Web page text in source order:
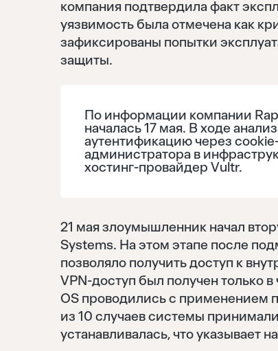
компания подтвердила факт
уязвимость была отмечена как
зафиксированы попытки
защиты.
По информации компании
началась 17 мая. В ходе
аутентификацию через
администратора в
хостинг-провайдер Vultr.
21 мая злоумышленник начал
Systems. На этом этапе после
позволяло получить доступ к
VPN-доступ был получен только
OS проводились с применением
из 10 случаев системы
устанавливалась, что указывает